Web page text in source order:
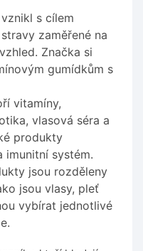
s cílem
zaměřené na
Značka si
gumídkům s
vitamíny,
vlasová séra a
produkty
imunitní systém.
jsou rozděleny
jsou vlasy, pleť
vybírat jednotlivé